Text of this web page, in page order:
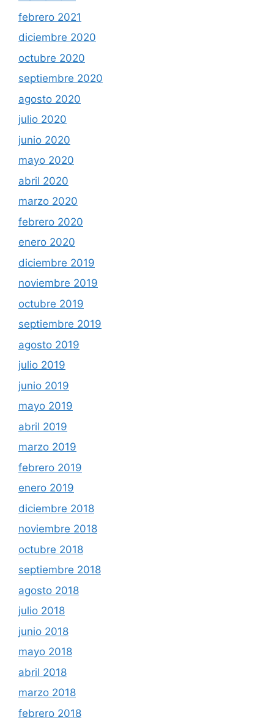
febrero 2021
diciembre 2020
octubre 2020
septiembre 2020
agosto 2020
julio 2020
junio 2020
mayo 2020
abril 2020
marzo 2020
febrero 2020
enero 2020
diciembre 2019
noviembre 2019
octubre 2019
septiembre 2019
agosto 2019
julio 2019
junio 2019
mayo 2019
abril 2019
marzo 2019
febrero 2019
enero 2019
diciembre 2018
noviembre 2018
octubre 2018
septiembre 2018
agosto 2018
julio 2018
junio 2018
mayo 2018
abril 2018
marzo 2018
febrero 2018